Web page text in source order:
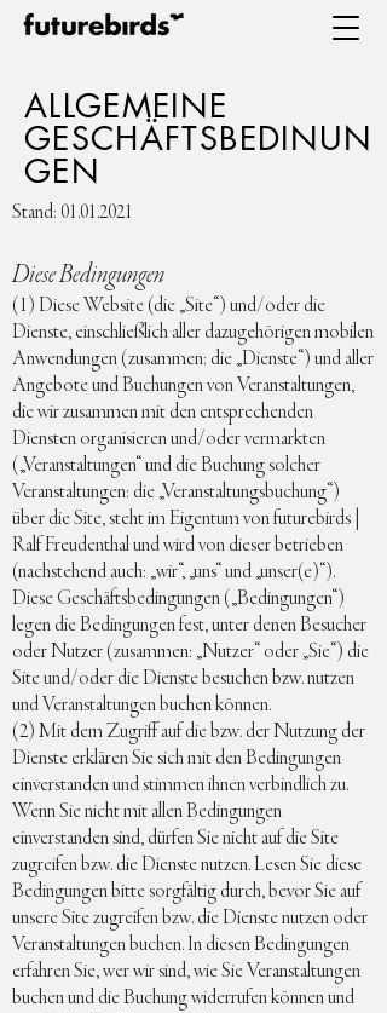
ALLGEMEINE
GESCHÄFTSBEDINUN
GEN
Stand: 01.01.2021
Diese Bedingungen
(1) Diese Website (die „Site“) und/oder die
Dienste, einschließlich aller dazugehörigen mobilen
Anwendungen (zusammen: die „Dienste“) und aller
Angebote und Buchungen von Veranstaltungen,
die wir zusammen mit den entsprechenden
Diensten organisieren und/oder vermarkten
(„Veranstaltungen“ und die Buchung solcher
Veranstaltungen: die „Veranstaltungsbuchung“)
über die Site, steht im Eigentum von futurebirds |
Ralf Freudenthal und wird von dieser betrieben
(nachstehend auch: „wir“, „uns“ und „unser(e)“).
Diese Geschäftsbedingungen („Bedingungen“)
legen die Bedingungen fest, unter denen Besucher
oder Nutzer (zusammen: „Nutzer“ oder „Sie“) die
Site und/oder die Dienste besuchen bzw. nutzen
und Veranstaltungen buchen können.
(2) Mit dem Zugriff auf die bzw. der Nutzung der
Dienste erklären Sie sich mit den Bedingungen
einverstanden und stimmen ihnen verbindlich zu.
Wenn Sie nicht mit allen Bedingungen
einverstanden sind, dürfen Sie nicht auf die Site
zugreifen bzw. die Dienste nutzen. Lesen Sie diese
Bedingungen bitte sorgfältig durch, bevor Sie auf
unsere Site zugreifen bzw. die Dienste nutzen oder
Veranstaltungen buchen. In diesen Bedingungen
erfahren Sie, wer wir sind, wie Sie Veranstaltungen
buchen und die Buchung widerrufen können und